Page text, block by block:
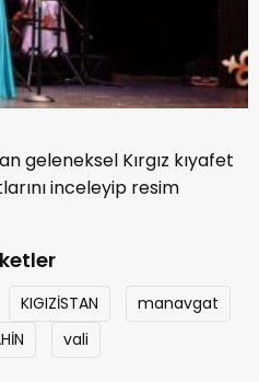
geleneksel Kırgız kıyafet
inceleyip resim
KIGIZİSTAN
manavgat
vali